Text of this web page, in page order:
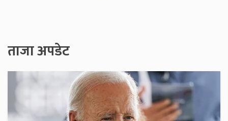
ताजा अपडेट